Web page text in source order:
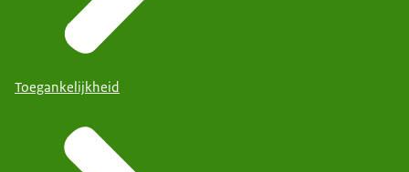
Toegankelijkheid